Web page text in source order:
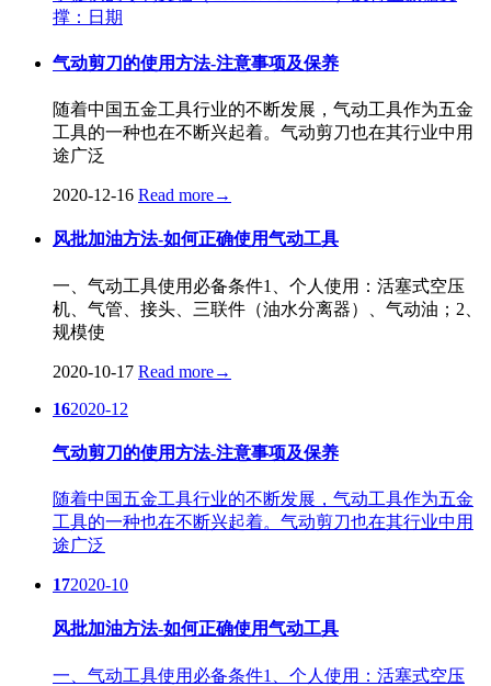
撑：日期
气动剪刀的使用方法-注意事项及保养
随着中国五金工具行业的不断发展，气动工具作为五金
工具的一种也在不断兴起着。气动剪刀也在其行业中用
途广泛
2020-12-16 Read more→
风批加油方法-如何正确使用气动工具
一、气动工具使用必备条件1、个人使用：活塞式空压
机、气管、接头、三联件（油水分离器）、气动油；2、
规模使
2020-10-17 Read more→
162020-12
气动剪刀的使用方法-注意事项及保养
随着中国五金工具行业的不断发展，气动工具作为五金
工具的一种也在不断兴起着。气动剪刀也在其行业中用
途广泛
172020-10
风批加油方法-如何正确使用气动工具
一、气动工具使用必备条件1、个人使用：活塞式空压